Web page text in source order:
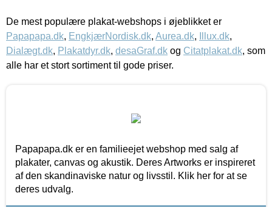
De mest populære plakat-webshops i øjeblikket er
Papapapa.dk, EngkjærNordisk.dk, Aurea.dk, Illux.dk,
Dialægt.dk, Plakatdyr.dk, desaGraf.dk og Citatplakat.dk, som
alle har et stort sortiment til gode priser.
Papapapa.dk er en familieejet webshop med salg af
plakater, canvas og akustik. Deres Artworks er inspireret
af den skandinaviske natur og livsstil. Klik her for at se
deres udvalg.